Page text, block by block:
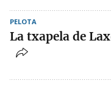
PELOTA
La txapela de